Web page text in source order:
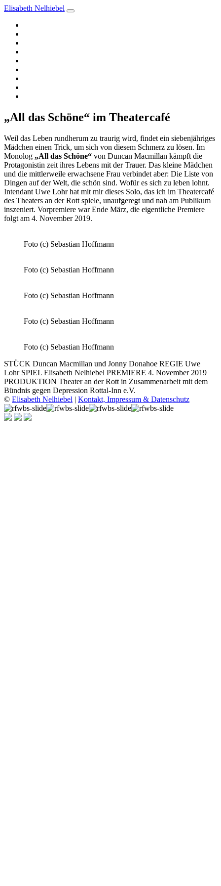
Elisabeth Nelhiebel
„All das Schöne“ im Theatercafé
Weil das Leben rundherum zu traurig wird, findet ein siebenjähriges
Mädchen einen Trick, um sich von diesem Schmerz zu lösen. Im
Monolog „All das Schöne“ von Duncan Macmillan kämpft die
Protagonistin zeit ihres Lebens mit der Trauer. Das kleine Mädchen
und die mittlerweile erwachsene Frau verbindet aber: Die Liste von
Dingen auf der Welt, die schön sind. Wofür es sich zu leben lohnt.
Intendant Uwe Lohr hat mit mir dieses Solo, das ich im Theatercafé
des Theaters an der Rott spiele, unaufgeregt und nah am Publikum
inszeniert. Vorpremiere war Ende März, die eigentliche Premiere
folgt am 4. November 2019.
Foto (c) Sebastian Hoffmann
Foto (c) Sebastian Hoffmann
Foto (c) Sebastian Hoffmann
Foto (c) Sebastian Hoffmann
Foto (c) Sebastian Hoffmann
STÜCK Duncan Macmillan und Jonny Donahoe REGIE Uwe
Lohr SPIEL Elisabeth Nelhiebel PREMIERE 4. November 2019
PRODUKTION Theater an der Rott in Zusammenarbeit mit dem
Bündnis gegen Depression Rottal-Inn e.V.
© Elisabeth Nelhiebel | Kontakt, Impressum & Datenschutz